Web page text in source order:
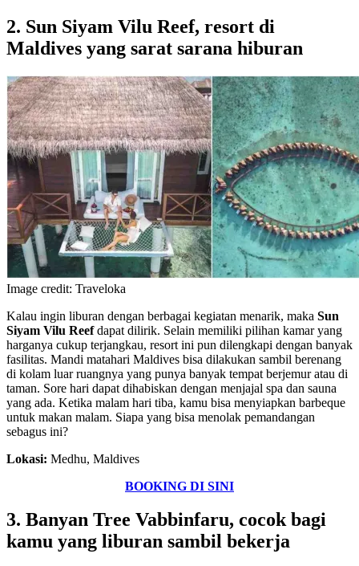
2. Sun Siyam Vilu Reef, resort di
Maldives yang sarat sarana hiburan
Image credit: Traveloka
Kalau ingin liburan dengan berbagai kegiatan menarik, maka Sun
Siyam Vilu Reefdapat dilirik. Selain memiliki pilihan kamar yang
harganya cukup terjangkau, resort ini pun dilengkapi dengan banyak
fasilitas. Mandi matahari Maldives bisa dilakukan sambil berenang
di kolam luar ruangnya yang punya banyak tempat berjemur atau di
taman. Sore hari dapat dihabiskan dengan menjajal spa dan sauna
yang ada. Ketika malam hari tiba, kamu bisa menyiapkan barbeque
untuk makan malam. Siapa yang bisa menolak pemandangan
sebagus ini?
Lokasi: Medhu, Maldives
BOOKING DI SINI
3. Banyan Tree Vabbinfaru, cocok bagi
kamu yang liburan sambil bekerja